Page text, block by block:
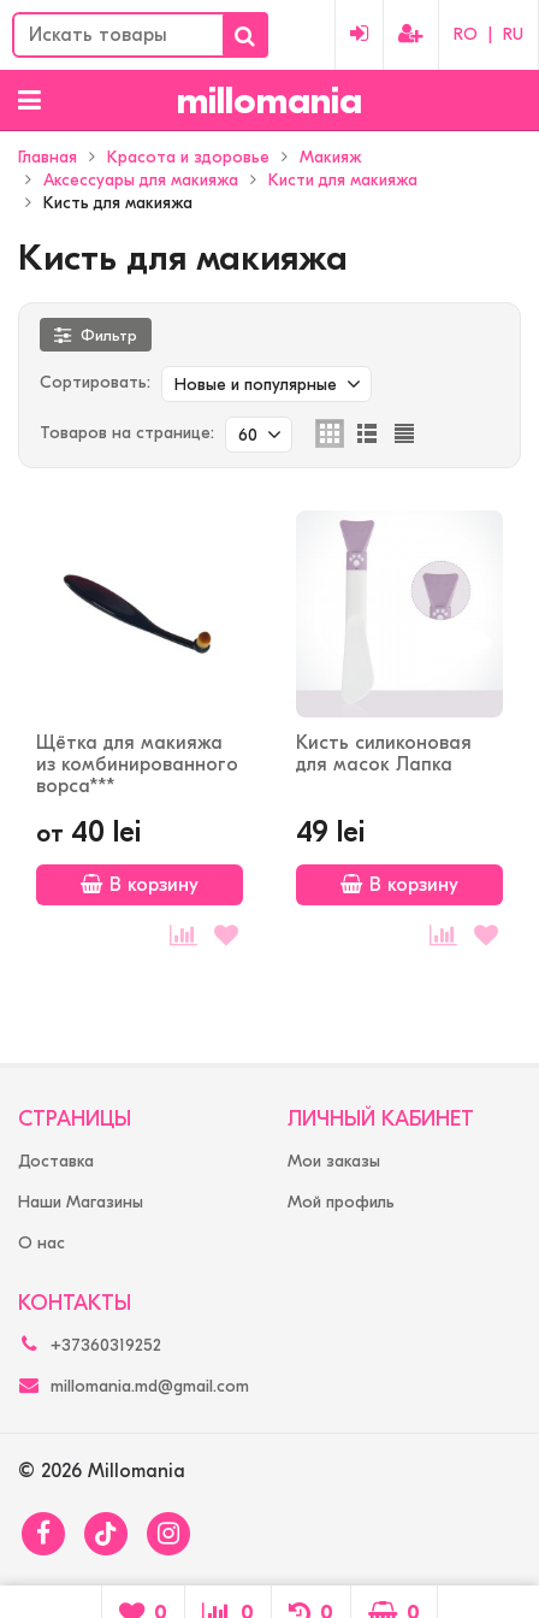
RO RU
millomania
Главная Красота и здоровье
Макияж
Аксессуары для макияжа
Кисти для макияжа
Кисть для макияжа
Кисть для макияжа
Фильтр
Сортировать: Новые и популярные
Товаров на странице: 60
Щётка для макияжа
из комбинированного
ворса***
от 40 lei
В корзину
Кисть силиконовая
для масок Лапка
49 lei
В корзину
СТРАНИЦЫ
Доставка
Наши Магазины
О нас
ЛИЧНЫЙ КАБИНЕТ
Мои заказы
Мой профиль
КОНТАКТЫ
+37360319252
millomania.md@gmail.com
© 2026 Millomania
0 0 0 0